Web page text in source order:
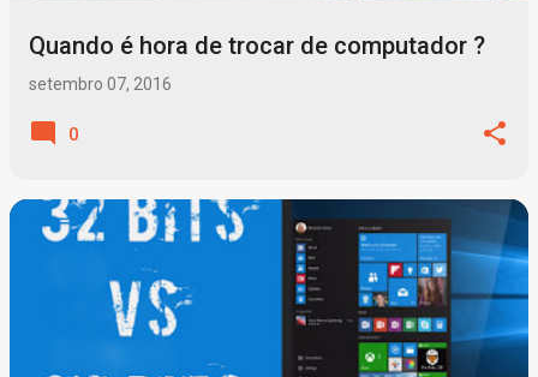
Quando é hora de trocar de computador ?
setembro 07, 2016
0